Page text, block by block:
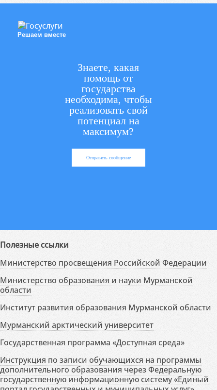
Решаем вместе
Знаете, какая
помощь от
государства
необходима, чтобы
реализовать свой
потенциал на
максимум?
Отправить сообщение
Полезные ссылки
Министерство просвещения Российской Федерации
Министерство образования и науки Мурманской
области
Институт развития образования Мурманской области
Мурманский арктический университет
Государственная программа «Доступная среда»
Инструкция по записи обучающихся на программы
дополнительного образования через Федеральную
государственную информационную систему «Единый